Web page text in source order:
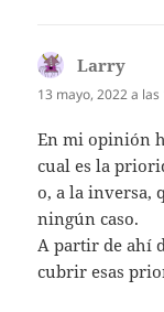
Larry
13 mayo, 2022 a las
En mi opinión
cual es la
o, a la inversa,
ningún caso.
A partir de ahí
cubrir esas